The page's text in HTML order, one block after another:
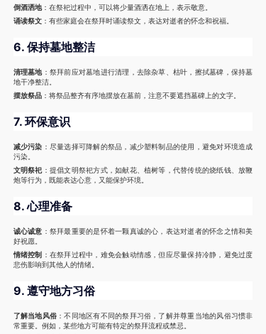
倒酒洒地：在祭祀过程中，可以将少量酒洒在地上，表示敬意。
诵读祭文：有些家庭会在祭拜时诵读祭文，表达对逝者的怀念和祝福。
6. 保持墓地整洁
清理墓地：祭拜前应对墓地进行清理，去除杂草、枯叶，擦拭墓碑，保持墓
地干净整洁。
摆放祭品：将祭品整齐有序地摆放在墓前，注意不要遮挡墓碑上的文字。
7. 环保意识
减少污染 ：尽量选择可降解的祭品，减少塑料制品的使用，避免对环境造成
污染。
文明祭祀：提倡文明祭祀方式，如献花、植树等，代替传统的烧纸钱、放鞭
炮等行为，既能表达心意，又能保护环境。
8.心理准备
诚心诚意 ：祭拜最重要的是怀着一颗真诚的心，表达对逝者的怀念之情和美
好祝愿。
情绪控制
：在祭拜过程中，难免会触动情感，但应尽量保持冷静，避免过度
悲伤影响到其他人的情绪。
9. 遵守地方习俗
了解当地风俗 ：不同地区有不同的祭拜习俗，了解并尊重当地的风俗习惯非
常重要。例如，某些地方可能有特定的祭拜流程或禁忌。